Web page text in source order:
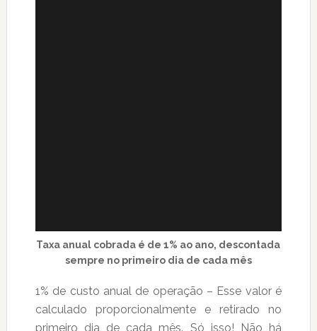
Taxa anual cobrada é de 1% ao ano, descontada
sempre no primeiro dia de cada mês
1% de custo anual de operação – Esse valor é
calculado proporcionalmente e retirado no
primeiro dia de cada mês. Só isso! Não há